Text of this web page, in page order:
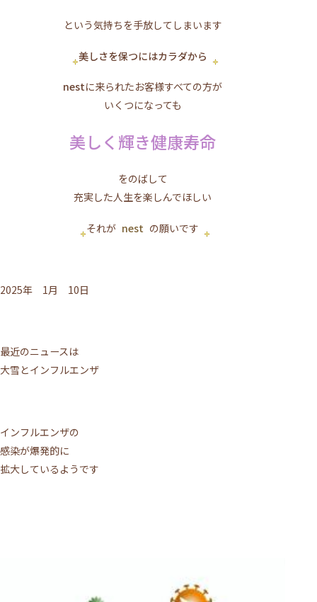
という気持ちを手放してしまいます
美しさを保つにはカラダから
nestに来られたお客様すべての方が
いくつになっても
美しく輝き健康寿命
をのばして
充実した人生を楽しんでほしい
それが nest の願いです
2025年 1月 10日
最近のニュースは
大雪とインフルエンザ
インフルエンザの
感染が爆発的に
拡大しているようです